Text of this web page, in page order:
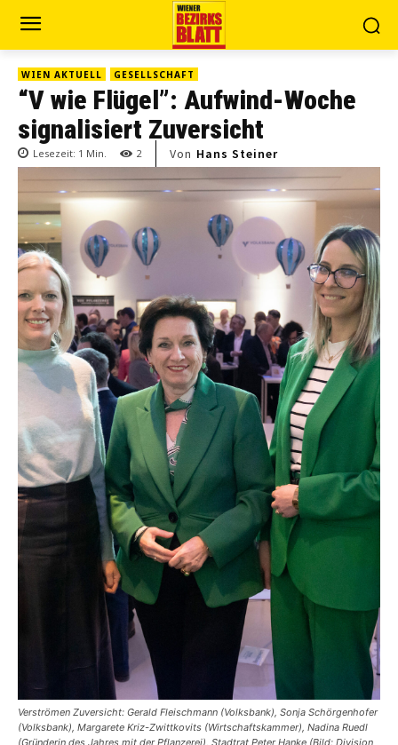
WIEN AKTUELL GESELLSCHAFT
“V wie Flügel”: Aufwind-Woche
signalisiert Zuversicht
Lesezeit: 1 Min. 2 Von Hans Steiner
Verströmen Zuversicht: Gerald Fleischmann (Volksbank), Sonja Schörgenhofer
(Volksbank), Margarete Kriz-Zwittkovits (Wirtschaftskammer), Nadina Ruedl
(Gründerin des Jahres mit der Pflanzerei), Stadtrat Peter Hanke (Bild: Division